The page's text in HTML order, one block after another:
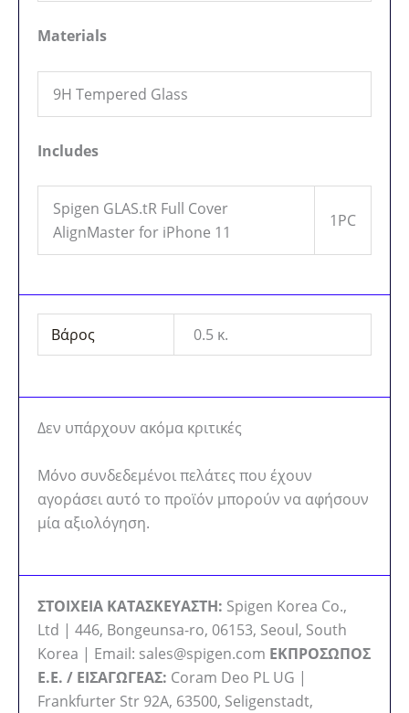
Materials
9H Tempered Glass
Includes
Spigen GLAS.tR Full Cover
AlignMaster for iPhone 11
1PC
Βάρος 0.5 κ.
Δεν υπάρχουν ακόμα κριτικές
Μόνο συνδεδεμένοι πελάτες που έχουν
αγοράσει αυτό το προϊόν μπορούν να αφήσουν
μία αξιολόγηση.
ΣΤΟΙΧΕΙΑ ΚΑΤΑΣΚΕΥΑΣΤΗ: Spigen Korea Co.,
Ltd | 446, Bongeunsa-ro, 06153, Seoul, South
Korea | Email: sales@spigen.com ΕΚΠΡΟΣΩΠΟΣ
Ε.Ε. / ΕΙΣΑΓΩΓΕΑΣ: Coram Deo PL UG |
Frankfurter Str 92A, 63500, Seligenstadt,